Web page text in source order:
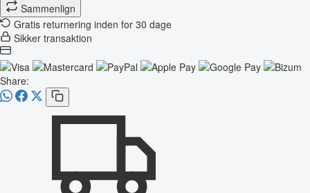
Sammenlign
Gratis returnering inden for 30 dage
Sikker transaktion
Share: